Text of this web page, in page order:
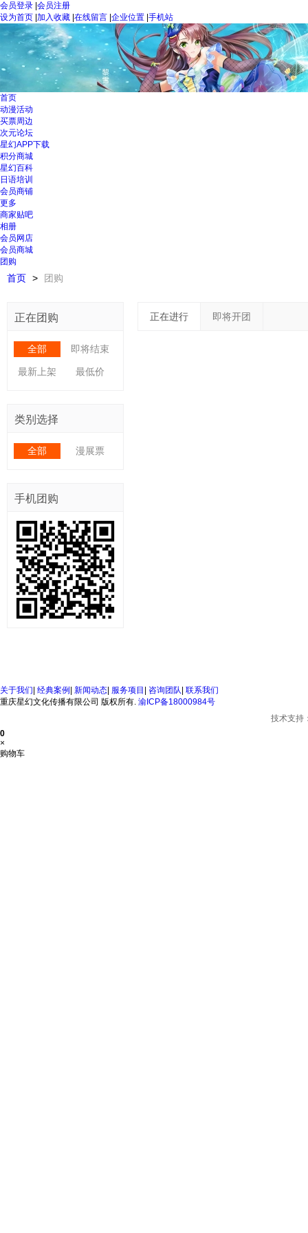
会员登录 会员注册
设为首页 加入收藏 在线留言 企业位置 手机站
首页
动漫活动
买票周边
次元论坛
星幻APP下载
积分商城
星幻百科
日语培训
会员商铺
更多
商家贴吧
相册
会员网店
会员商城
团购
首页 > 团购
正在团购
全部 即将结束
最新上架 最低价
类别选择
全部 漫展票
手机团购
正在进行 即将开团
关于我们 经典案例 新闻动态 服务项目 咨询团队 联系我们
重庆星幻文化传播有限公司 版权所有. 渝ICP备18000984号
技术支持
0
×
购物车